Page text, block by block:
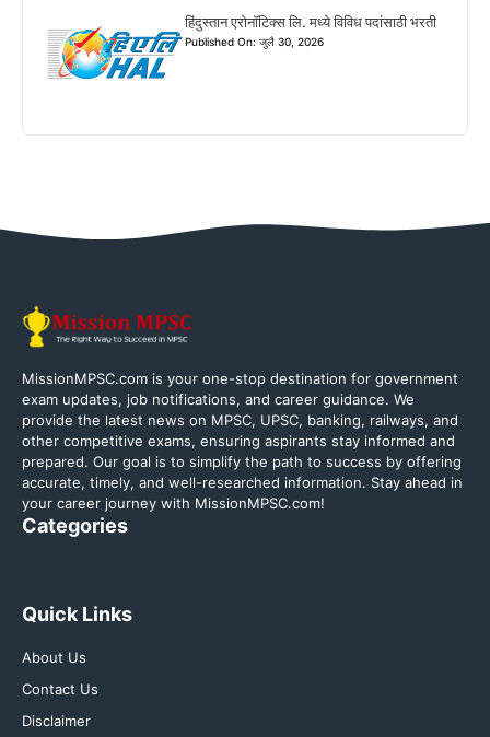
हिंदुस्तान एरोनॉटिक्स लि. मध्ये विविध पदांसाठी भरती
Published On: जुलै 30, 2026
MissionMPSC.com is your one-stop destination for government
exam updates, job notifications, and career guidance. We
provide the latest news on MPSC, UPSC, banking, railways, and
other competitive exams, ensuring aspirants stay informed and
prepared. Our goal is to simplify the path to success by offering
accurate, timely, and well-researched information. Stay ahead in
your career journey with MissionMPSC.com!
Categories
Quick Links
About Us
Contact Us
Disclaimer